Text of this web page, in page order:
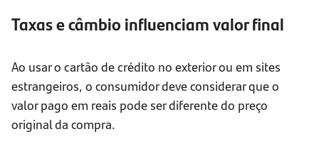
Taxas e câmbio influenciam valor final
Ao usar o cartão de crédito no exterior ou em sites
estrangeiros, o consumidor deve considerar que o
valor pago em reais pode ser diferente do preço
original da compra.